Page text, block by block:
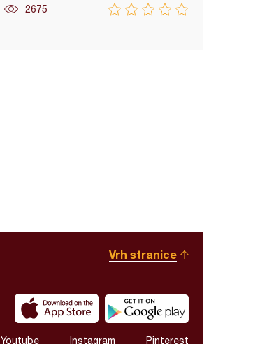
2675
Vrh stranice
Youtube Instagram Pinterest